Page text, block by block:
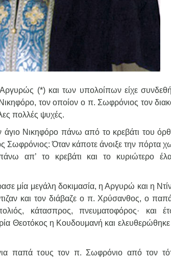
(*) και των υπολοίπων είχε
Νικηφόρο, τον οποίον ο π. Σωφρόνιος τον
πολλές ψυχές.
Νικηφόρο πάνω από το κρεβάτι του
Σωφρόνιος: Όταν κάποτε άνοιξε την πόρτα
απ’ το κρεβάτι και το κυριώτερο
μία μεγάλη δοκιμασία, η Αργυρώ και η
και τον διάβαζε ο π. Χρύσανθος, ο
κάτασπρος, πνευματοφόρος· και
Θεοτόκος η Κουδουμανή και
παπά τους τον π. Σωφρόνιο από τον